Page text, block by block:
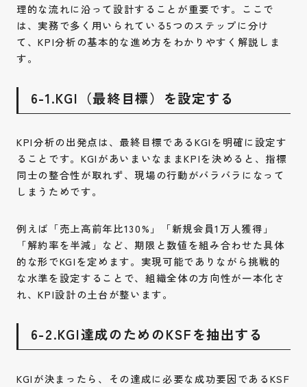
理的な流れに沿って設計することが重要です。ここで
は、実務で多く用いられている5つのステップに分け
て、KPI分析の基本的な進め方をわかりやすく解説しま
す。
6-1.KGI（最終目標）を設定する
KPI分析の出発点は、最終目標であるKGIを明確に設定す
ることです。KGIがあいまいなままKPIを決めると、指標
同士の整合性が取れず、現場の行動がバラバラになって
しまうためです。
例えば「売上高前年比130%」「新規会員1万人獲得」
「解約率を半減」など、期限と数値を組み合わせた具体
的な形でKGIを定めます。実現可能でありながら挑戦的
な水準を設定することで、組織全体の方向性が一本化さ
れ、KPI設計の土台が整います。
6-2.KGI達成のためのKSFを抽出する
KGIが決まったら、その達成に必要な成功要因であるKSF